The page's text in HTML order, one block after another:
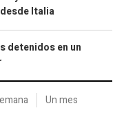
Italia
detenidos en un
Un mes